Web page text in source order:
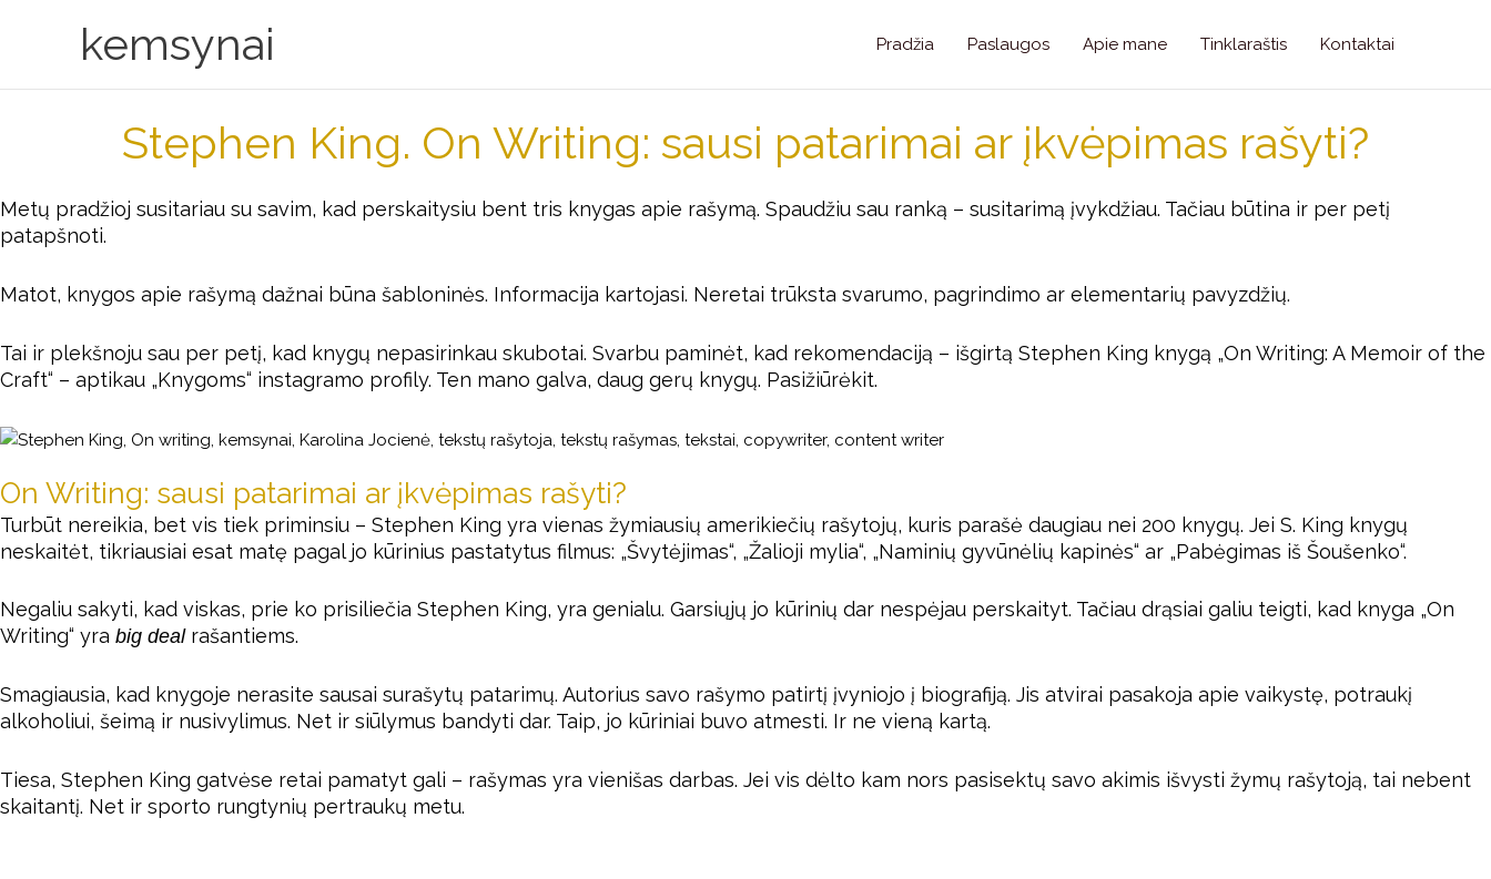
kemsynai Pradžia Paslaugos Apie mane Tinklaraštis Kontaktai
Stephen King. On Writing: sausi patarimai ar įkvėpimas rašyti?
Metų pradžioj susitariau su savim, kad perskaitysiu bent tris knygas apie rašymą. Spaudžiu sau ranką – susitarimą įvykdžiau. Tačiau būtina ir per petį
patapšnoti.
Matot, knygos apie rašymą dažnai būna šabloninės. Informacija kartojasi. Neretai trūksta svarumo, pagrindimo ar elementarių pavyzdžių.
Tai ir plekšnoju sau per petį, kad knygų nepasirinkau skubotai. Svarbu paminėt, kad rekomendaciją – išgirtą Stephen King knygą „On Writing: A Memoir of the
Craft“ – aptikau „Knygoms“ instagramo profily. Ten mano galva, daug gerų knygų. Pasižiūrėkit.
On Writing: sausi patarimai ar įkvėpimas rašyti?
Turbūt nereikia, bet vis tiek priminsiu – Stephen King yra vienas žymiausių amerikiečių rašytojų, kuris parašė daugiau nei 200 knygų. Jei S. King knygų
neskaitėt, tikriausiai esat matę pagal jo kūrinius pastatytus filmus: „Švytėjimas“, „Žalioji mylia“, „Naminių gyvūnėlių kapinės“ ar „Pabėgimas iš Šoušenko“.
Negaliu sakyti, kad viskas, prie ko prisiliečia Stephen King, yra genialu. Garsiųjų jo kūrinių dar nespėjau perskaityt. Tačiau drąsiai galiu teigti, kad knyga „On
Writing“ yra big dealrašantiems.
Smagiausia, kad knygoje nerasite sausai surašytų patarimų. Autorius savo rašymo patirtį įvyniojo į biografiją. Jis atvirai pasakoja apie vaikystę, potraukį
alkoholiui, šeimą ir nusivylimus. Net ir siūlymus bandyti dar. Taip, jo kūriniai buvo atmesti. Ir ne vieną kartą.
Tiesa, Stephen King gatvėse retai pamatyt gali – rašymas yra vienišas darbas. Jei vis dėlto kam nors pasisektų savo akimis išvysti žymų rašytoją, tai nebent
skaitantį. Net ir sporto rungtynių pertraukų metu.